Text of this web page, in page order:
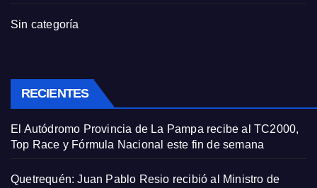
Sin categoría
RECIENTES
El Autódromo Provincia de La Pampa recibe al TC2000,
Top Race y Fórmula Nacional este fin de semana
Quetrequén: Juan Pablo Resio recibió al Ministro de